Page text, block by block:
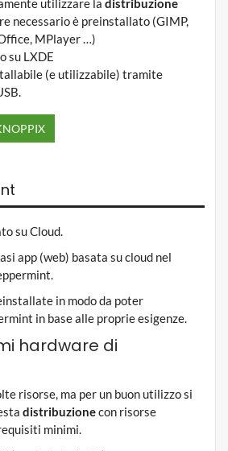
utilizzare la distribuzione
necessario è preinstallato (GIMP,
MPlayer …)
su LXDE
(e utilizzabile) tramite
su Cloud.
app (web) basata su cloud nel
in modo da poter
in base alle proprie esigenze.
hardware di
risorse, ma per un buon utilizzo si
distribuzionecon risorse
minimi.